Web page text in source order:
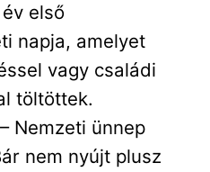
első
napja, amelyet
vagy családi
töltöttek.
– Nemzeti ünnep
nem nyújt plusz